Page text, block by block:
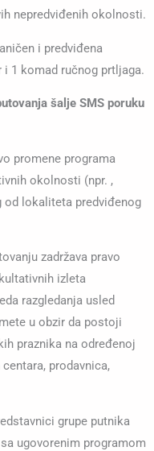
nepredviđenih okolnosti.
i predviđena
1 komad ručnog prtljaga.
šalje SMS poruku
promene programa
okolnosti (npr. ,
od lokaliteta predviđenog
zadržava pravo
izleta
razgledanja usled
u obzir da postoji
praznika na određenoj
prodavnica,
grupe putnika
ugovorenim programom